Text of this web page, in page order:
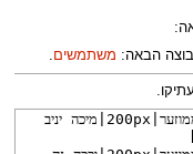
הבאה: משתמשים.